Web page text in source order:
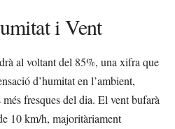
i Vent
al voltant del 85%, una xifra que
d’humitat en l’ambient,
fresques del dia. El vent bufarà
10 km/h, majoritàriament